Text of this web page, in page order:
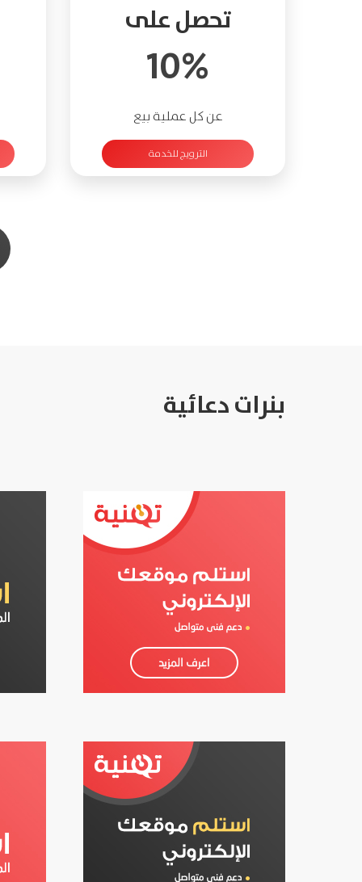
تحصل على
10%
عن كل عملية بيع
الترويج للخدمة
بنرات دعائية